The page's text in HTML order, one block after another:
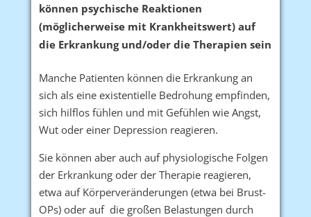
können psychische Reaktionen
(möglicherweise mit Krankheitswert) auf
die Erkrankung und/oder die Therapien sein
Manche Patienten können die Erkrankung an
sich als eine existentielle Bedrohung empfinden,
sich hilflos fühlen und mit Gefühlen wie Angst,
Wut oder einer Depression reagieren.
Sie können aber auch auf physiologische Folgen
der Erkrankung oder der Therapie reagieren,
etwa auf Körperveränderungen (etwa bei Brust-
OPs) oder auf die großen Belastungen durch